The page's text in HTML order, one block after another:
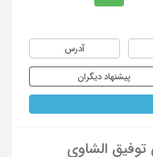
آدرس
پیشنهاد دیگران
الشاوی